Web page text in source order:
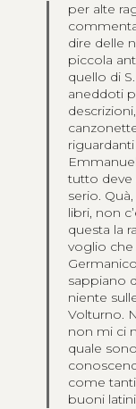
per alte
dire delle
piccola
quello di
aneddoti
tutto deve
serio.
libri, non
questa la
voglio
sappiano
niente
Volturno.
non mi ci
quale
come
buoni